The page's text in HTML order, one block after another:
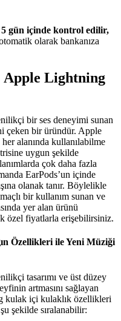
5 gün içinde kontrol edilir,
olarak bankanıza
Apple Lightning
bir ses deneyimi sunan
çeken bir üründür. Apple
alanında kullanılabilme
uygun şekilde
çok daha fazla
EarPods’un içinde
olanak tanır. Böylelikle
bir kullanım sunan ve
yer alan ürünü
özel fiyatlarla erişebilirsiniz.
Özellikleri ile Yeni Müziği
tasarımı ve üst düzey
artmasını sağlayan
kulak içi kulaklık özellikleri
şekilde sıralanabilir: